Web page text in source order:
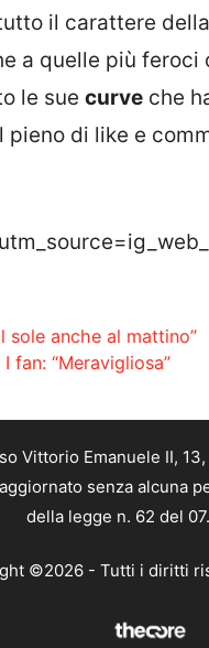
il carattere
a quelle più feroci
le sue curve che
di like e
sole anche al mattino”
fan: “Meravigliosa”
Vittorio Emanuele II,
senza
della legge n. 62 del
©2026 - Tutti i diritti